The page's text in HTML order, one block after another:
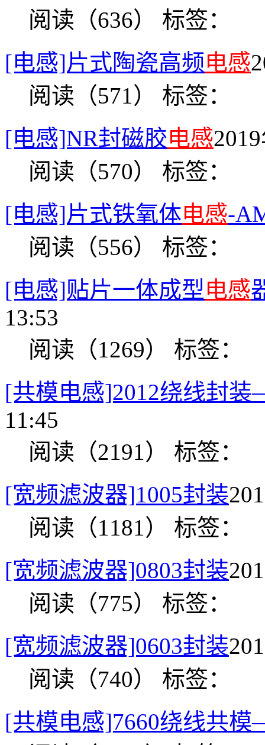
阅读（636） 标签：
[电感]片式陶瓷高频电感
阅读（571） 标签：
[电感]NR封磁胶电感
阅读（570） 标签：
[电感]片式铁氧体电感-
阅读（556） 标签：
[电感]贴片一体成型 电感
13:53
阅读（1269） 标签：
[共模电感]2012绕线封
11:45
阅读（2191） 标签：
[宽频滤波器]1005封装
阅读（1181） 标签：
[宽频滤波器]0803封装
阅读（775） 标签：
[宽频滤波器]0603封装
阅读（740） 标签：
[共模电感]7660绕线共